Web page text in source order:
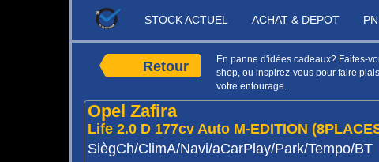
STOCK ACTUEL ACHAT & DEPOT
Retour
En panne d'idées cadeaux? Faites-
shop, ou inspirez-vous pour faire
votre entourage.
Opel Zafira
Life 2.0 D 177cv Auto M-EDITION
SiègCh/ClimA/Navi/aCarPlay/Park/Tempo/BT